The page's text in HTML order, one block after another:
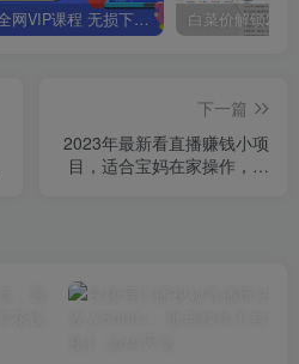
全网VIP课程 无损下载~
下一篇
2023年最新看直播赚钱小项
目，适合宝妈在家操作，一